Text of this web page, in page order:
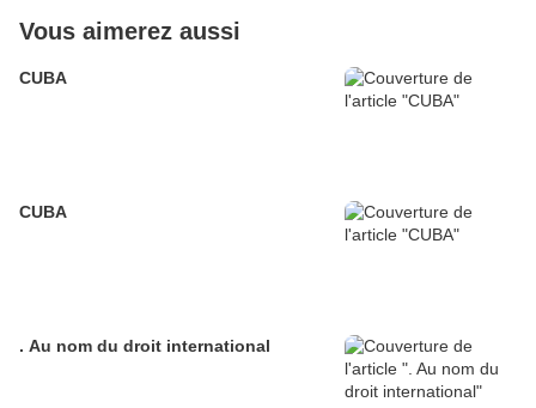
Vous aimerez aussi
CUBA
CUBA
. Au nom du droit international